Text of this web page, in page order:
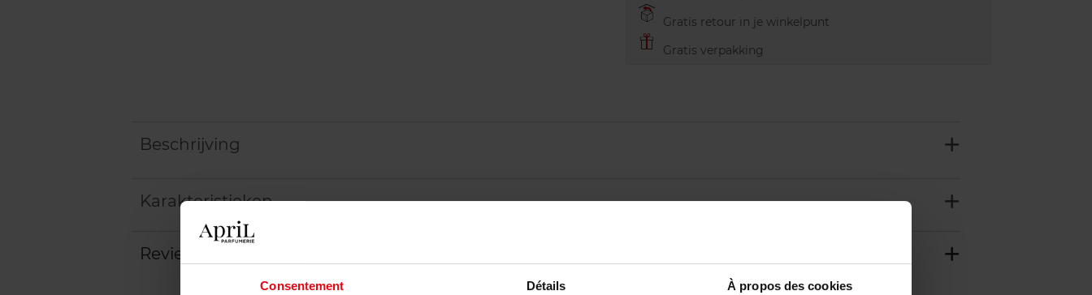
Consentement Détails À propos des cookies
Gratis retour in je winkelpunt
Gratis verpakking
Beschrijving
Karakteristieken
Review